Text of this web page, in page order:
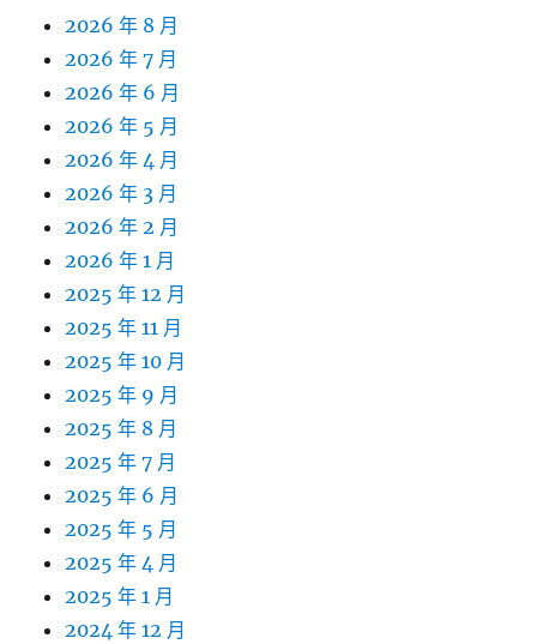
2026 年 8 月
2026 年 7 月
2026 年 6 月
2026 年 5 月
2026 年 4 月
2026 年 3 月
2026 年 2 月
2026 年 1 月
2025 年 12 月
2025 年 11 月
2025 年 10 月
2025 年 9 月
2025 年 8 月
2025 年 7 月
2025 年 6 月
2025 年 5 月
2025 年 4 月
2025 年 1 月
2024 年 12 月